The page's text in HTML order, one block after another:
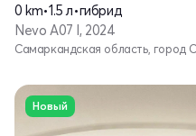
0 km•1.5 л•гибрид
Nevo A07 I, 2024
Самаркандская область, город
Новый